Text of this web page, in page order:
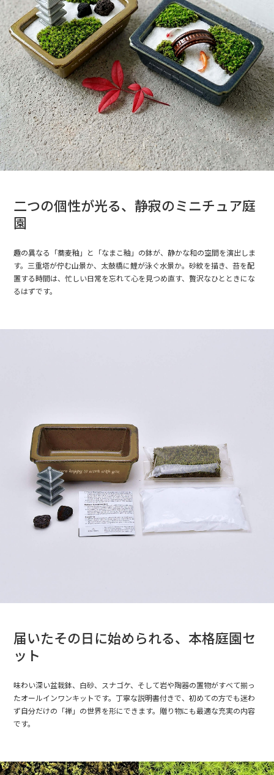
二つの個性が光る、静寂のミニチュア庭
園
趣の異なる「蕎麦釉」と「なまこ釉」の鉢が、静かな和の空間を演出しま
す。三重塔が佇む山景か、太鼓橋に鯉が泳ぐ水景か。砂紋を描き、苔を配
置する時間は、忙しい日常を忘れて心を見つめ直す、贅沢なひとときにな
るはずです。
届いたその日に始められる、本格庭園セ
ット
味わい深い盆栽鉢、白砂、スナゴケ、そして岩や陶器の置物がすべて揃っ
たオールインワンキットです。丁寧な説明書付きで、初めての方でも迷わ
ず自分だけの「禅」の世界を形にできます。贈り物にも最適な充実の内容
です。